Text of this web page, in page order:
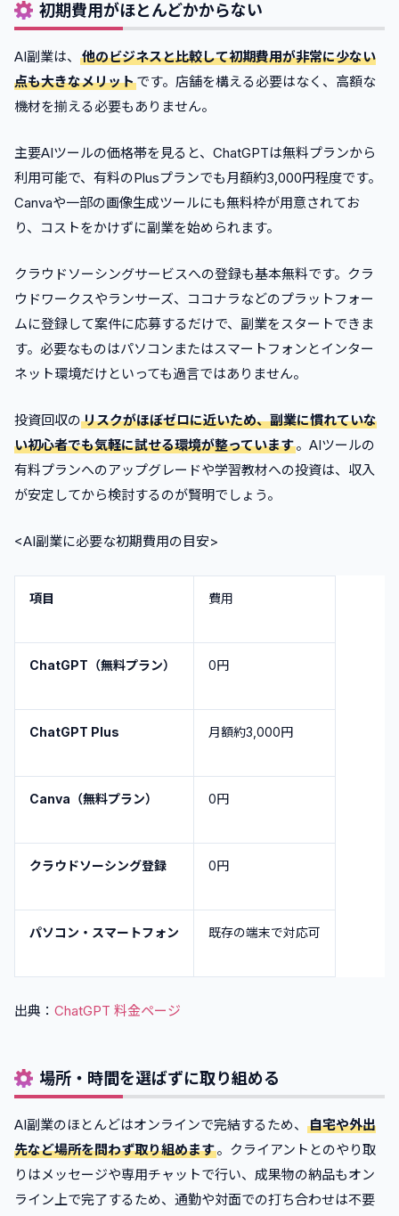
初期費用がほとんどかからない
AI副業は、
他のビジネスと比較して初期費用が非常に少ない
点も大きなメリットです。店舗を構える必要はなく、高額な
機材を揃える必要もありません。
主要AIツールの価格帯を見ると、ChatGPTは無料プランから
利用可能で、有料のPlusプランでも月額約3,000円程度です。
Canvaや一部の画像生成ツールにも無料枠が用意されてお
り、コストをかけずに副業を始められます。
クラウドソーシングサービスへの登録も基本無料です。クラ
ウドワークスやランサーズ、ココナラなどのプラットフォー
ムに登録して案件に応募するだけで、副業をスタートできま
す。必要なものはパソコンまたはスマートフォンとインター
ネット環境だけといっても過言ではありません。
投資回収のリスクがほぼゼロに近いため、副業に慣れていな
い初心者でも気軽に試せる環境が整っています。AIツールの
有料プランへのアップグレードや学習教材への投資は、収入
が安定してから検討するのが賢明でしょう。
<AI副業に必要な初期費用の目安>
項目 費用
ChatGPT（無料プラン） 0円
ChatGPT Plus 月額約3,000円
Canva（無料プラン） 0円
クラウドソーシング登録 0円
パソコン・スマートフォン 既存の端末で対応可
出典： ChatGPT 料金ページ
場所・時間を選ばずに取り組める
AI副業のほとんどはオンラインで完結するため、
自宅や外出
先など場所を問わず取り組めます。クライアントとのやり取
りはメッセージや専用チャットで行い、成果物の納品もオン
ライン上で完了するため、通勤や対面での打ち合わせは不要